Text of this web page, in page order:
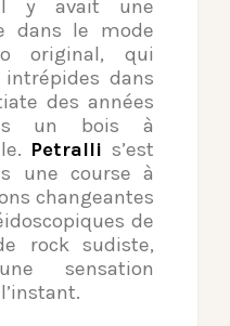
y avait une
dans le mode
original, qui
dans
des années
un bois à
Petralli s’est
une course à
changeantes
de
rock sudiste,
sensation